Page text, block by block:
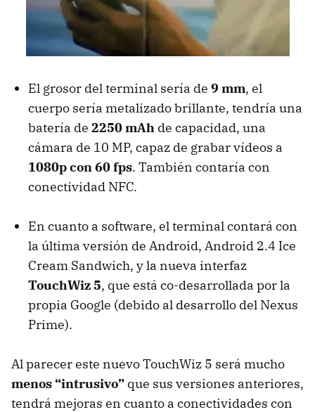
El grosor del terminal sería de 9 mm, el
cuerpo sería metalizado brillante, tendría una
batería de 2250 mAh de capacidad, una
cámara de 10 MP, capaz de grabar vídeos a
1080p con 60 fps. También contaría con
conectividad NFC.
En cuanto a software, el terminal contará con
la última versión de Android, Android 2.4 Ice
Cream Sandwich, y la nueva interfaz
TouchWiz 5, que está co-desarrollada por la
propia Google (debido al desarrollo del Nexus
Prime).
Al parecer este nuevo TouchWiz 5 será mucho
menos “intrusivo” que sus versiones anteriores,
tendrá mejoras en cuanto a conectividades con